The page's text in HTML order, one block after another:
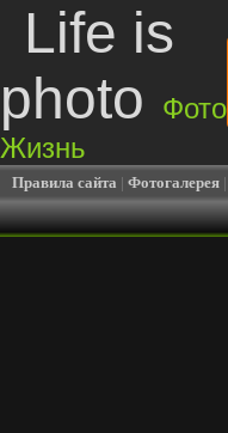
Life is
photo
Фото
Жизнь
Правила сайта | Фотогалерея |